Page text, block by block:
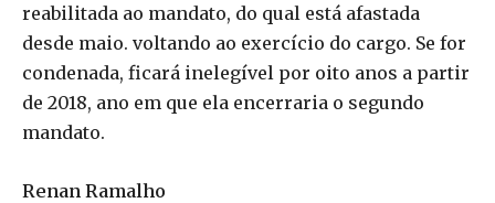
reabilitada ao mandato, do qual está afastada
desde maio. voltando ao exercício do cargo. Se for
condenada, ficará inelegível por oito anos a partir
de 2018, ano em que ela encerraria o segundo
mandato.
Renan Ramalho